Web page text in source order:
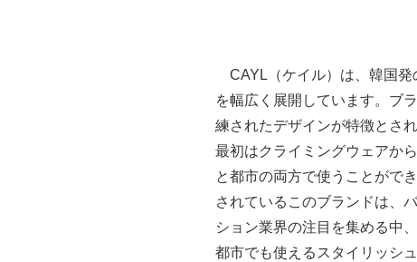
CAYL（ケイル）は、韓国発
を幅広く展開しています。ブ
練されたデザインが特徴とさ
最初はクライミングウェアか
と都市の両方で使うことがで
されているこのブランドは、
ション業界の注目を集める中
都市でも使えるスタイリッシ